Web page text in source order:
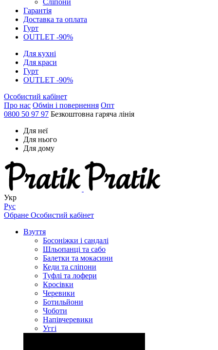
Сліпони
Гарантія
Доставка та оплата
Гурт
OUTLET -90%
Для кухні
Для краси
Гурт
OUTLET -90%
Особистий кабінет
Про нас Обмін і повернення Опт
0800 50 97 97 Безкоштовна гаряча лінія
Для неї
Для нього
Для дому
Укр
Рус
Обране Особистий кабінет
Взуття
Босоніжки і сандалі
Шльопанці та сабо
Балетки та мокасини
Кеди та сліпони
Туфлі та лофери
Кросівки
Черевики
Ботильйони
Чоботи
Напівчеревики
Уггі